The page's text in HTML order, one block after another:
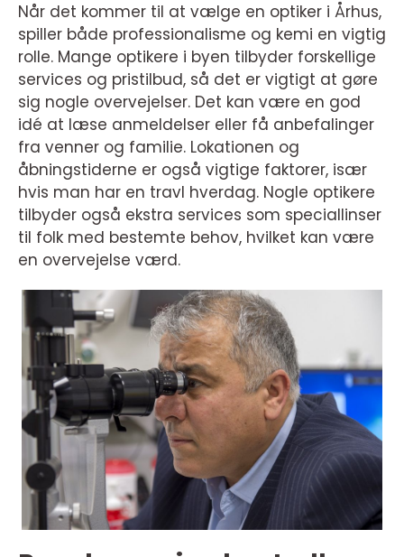
Når det kommer til at vælge en optiker i Århus,
spiller både professionalisme og kemi en vigtig
rolle. Mange optikere i byen tilbyder forskellige
services og pristilbud, så det er vigtigt at gøre
sig nogle overvejelser. Det kan være en god
idé at læse anmeldelser eller få anbefalinger
fra venner og familie. Lokationen og
åbningstiderne er også vigtige faktorer, især
hvis man har en travl hverdag. Nogle optikere
tilbyder også ekstra services som speciallinser
til folk med bestemte behov, hvilket kan være
en overvejelse værd.